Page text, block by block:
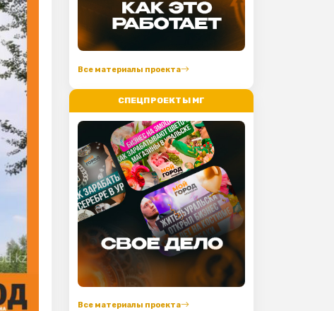
Все материалы проекта
СПЕЦПРОЕКТЫ МГ
Все материалы проекта